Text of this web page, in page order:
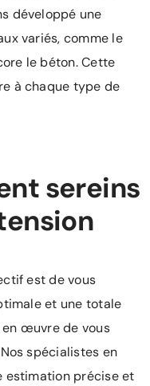
développé une
variés, comme le
le béton. Cette
à chaque type de
sereins
est de vous
et une totale
œuvre de vous
spécialistes en
estimation précise et